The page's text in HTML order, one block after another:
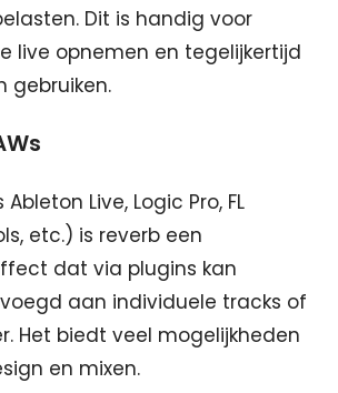
Dit is handig voor
live opnemen en tegelijkertijd
gebruiken.
Live, Logic Pro, FL
etc.) is reverb een
dat via plugins kan
aan individuele tracks of
Het biedt veel mogelijkheden
en mixen.